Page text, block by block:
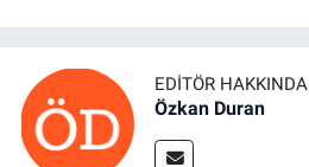
EDITÖR HAKKINDA
Özkan Duran